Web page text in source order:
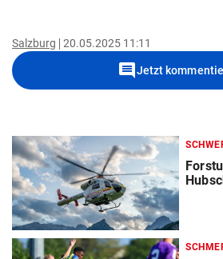
Salzburg 20.05.2025 11:11
commentJetzt